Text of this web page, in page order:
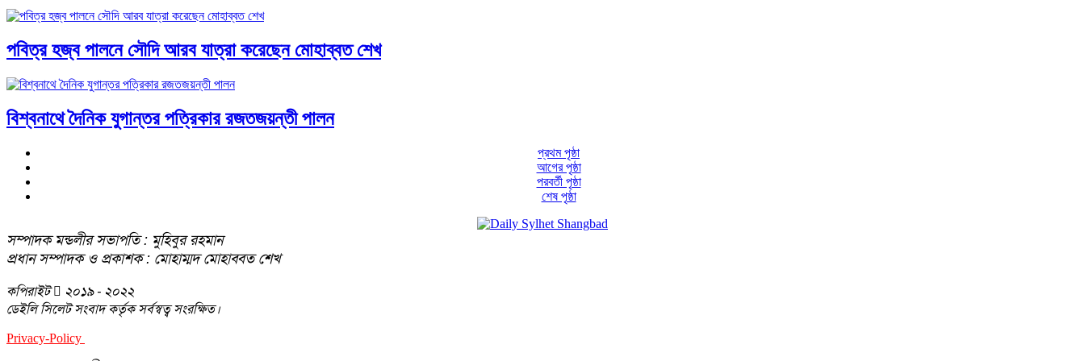
পবিত্র হজ্ব পালনে সৌদি আরব যাত্রা করেছেন মোহাব্বত শেখ
বিশ্বনাথে দৈনিক যুগান্তর পত্রিকার রজতজয়ন্তী পালন
প্রথম পৃষ্ঠা
আগের পৃষ্ঠা
পরবর্তী পৃষ্ঠা
শেষ পৃষ্ঠা
সম্পাদক মন্ডলীর সভাপতি : মুহিবুর রহমান
প্রধান সম্পাদক ও প্রকাশক : মোহাম্মদ মোহাব্বত শেখ
কপিরাইট
২০১৯ - ২০২২
ডেইলি সিলেট সংবাদ কর্তৃক সর্বস্বত্ব সংরক্ষিত।
Privacy-Policy